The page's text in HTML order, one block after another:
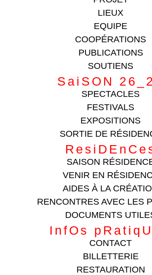
LIEUX
EQUIPE
COOPÉRATIONS
PUBLICATIONS
SOUTIENS
SaiSON
SPECTACLES
FESTIVALS
EXPOSITIONS
SORTIE DE
SAISON
VENIR EN
AIDES À LA
RENCONTRES AVEC LES
DOCUMENTS
InfOs
CONTACT
BILLETTERIE
RESTAURATION